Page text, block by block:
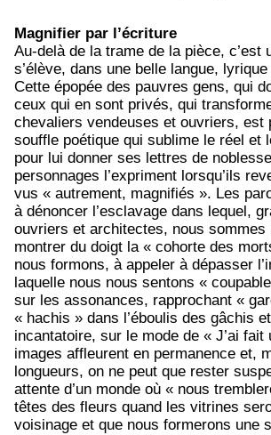
Magnifier par l’écriture
Au-delà de la trame de la pièce, c’est
s’élève, dans une belle langue,
Cette épopée des pauvres gens, qui
ceux qui en sont privés, qui
chevaliers vendeuses et ouvriers, est
souffle poétique qui sublime le réel et
pour lui donner ses lettres de
personnages l’expriment lorsqu’ils
vus « autrement, magnifiés ». Les
à dénoncer l’esclavage dans lequel,
ouvriers et architectes, nous sommes
montrer du doigt la « cohorte des
nous formons, à appeler à dépasser
laquelle nous nous sentons «
sur les assonances, rapprochant «
« hachis » dans l’éboulis des gâchis
incantatoire, sur le mode de « J’ai fait
images affleurent en permanence et,
longueurs, on ne peut que rester
attente d’un monde où « nous
têtes des fleurs quand les vitrines
voisinage et que nous formerons une